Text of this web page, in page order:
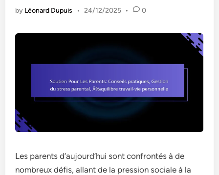
by Léonard Dupuis • 24/12/2025 • 0
Les parents d’aujourd’hui sont confrontés à de
nombreux défis, allant de la pression sociale à la